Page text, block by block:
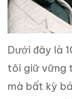
Dưới đây là
tôi giữ vững
mà bất kỳ